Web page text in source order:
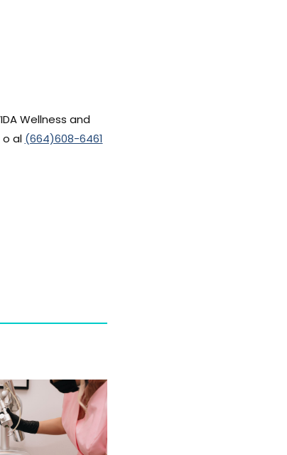
Wellness and
o al (664)608-6461